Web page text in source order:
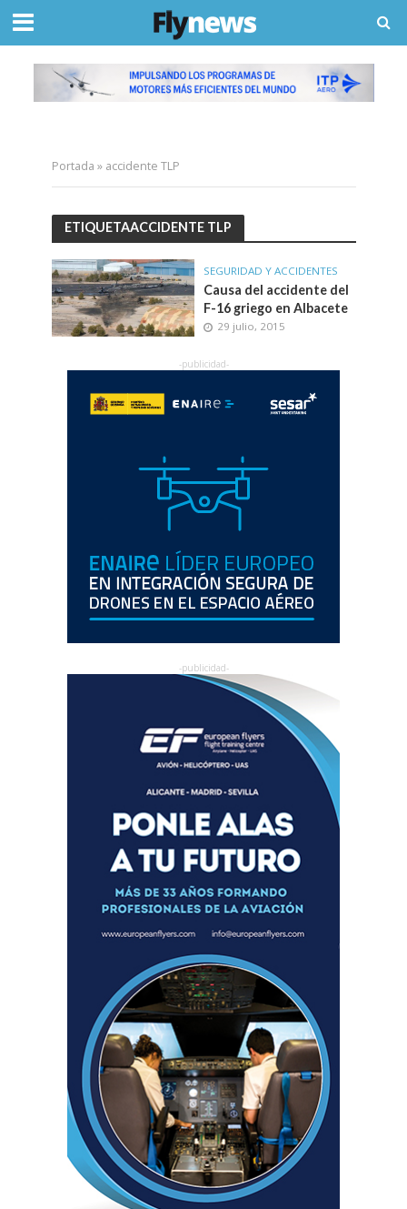
Portada » accidente TLP
ETIQUETAACCIDENTE TLP
SEGURIDAD Y ACCIDENTES
Causa del accidente del
F-16 griego en Albacete
29 julio, 2015